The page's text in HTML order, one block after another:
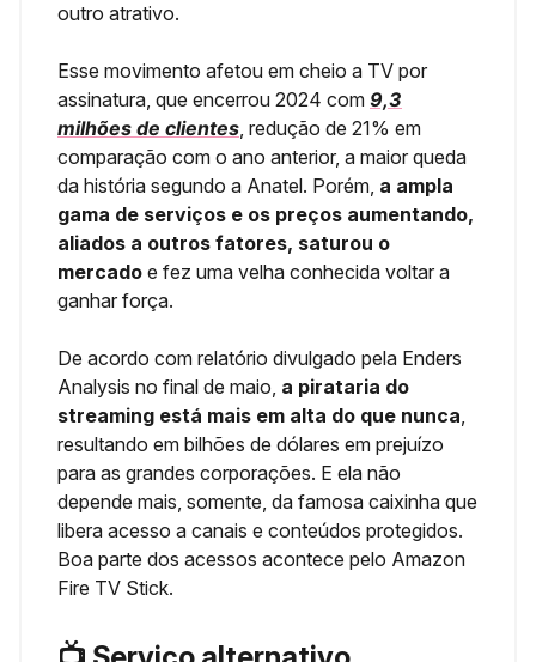
outro atrativo.
Esse movimento afetou em cheio a TV por
assinatura, que encerrou 2024 com 9,3
milhões de clientes, redução de 21% em
comparação com o ano anterior, a maior queda
da história segundo a Anatel. Porém, a ampla
gama de serviços e os preços aumentando,
aliados a outros fatores, saturou o
mercado e fez uma velha conhecida voltar a
ganhar força.
De acordo com relatório divulgado pela Enders
Analysis no final de maio, a pirataria do
streaming está mais em alta do que nunca,
resultando em bilhões de dólares em prejuízo
para as grandes corporações. E ela não
depende mais, somente, da famosa caixinha que
libera acesso a canais e conteúdos protegidos.
Boa parte dos acessos acontece pelo Amazon
Fire TV Stick.